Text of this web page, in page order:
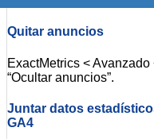
Quitar anuncios
ExactMetrics <
“Ocultar anuncios”.
Juntar datos
GA4